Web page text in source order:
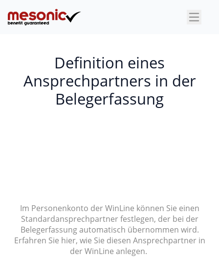
×
Definition eines
Ansprechpartners in der
Belegerfassung
Im Personenkonto der WinLine können Sie einen
Standardansprechpartner festlegen, der bei der
Belegerfassung automatisch übernommen wird.
Erfahren Sie hier, wie Sie diesen Ansprechpartner in
der WinLine anlegen.